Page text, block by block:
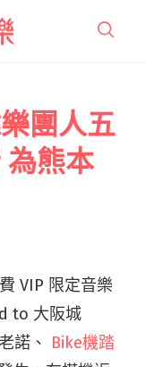
團人五
為熊本
VIP 限定音樂
to 大阪城
諾、 Bike機踏